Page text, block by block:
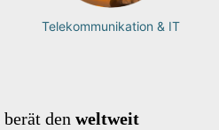
Telekommunikation & IT
den weltweit